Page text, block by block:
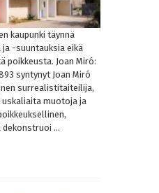
kaupunki täynnä
-suuntauksia eikä
poikkeusta. Joan Miró:
syntynyt Joan Miró
surrealistitaiteilija,
muotoja ja
...